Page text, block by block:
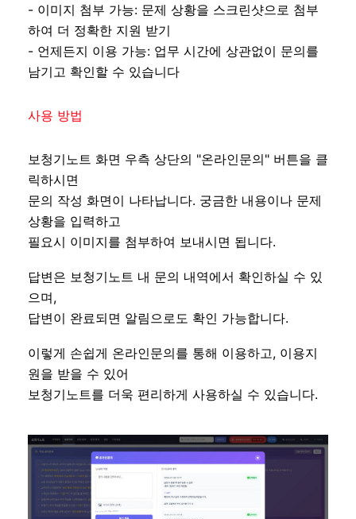
- 이미지 첨부 가능: 문제 상황을 스크린샷으로 첨부
하여 더 정확한 지원 받기
- 언제든지 이용 가능: 업무 시간에 상관없이 문의를
남기고 확인할 수 있습니다
사용 방법
보청기노트 화면 우측 상단의 "온라인문의" 버튼을 클
릭하시면
문의 작성 화면이 나타납니다. 궁금한 내용이나 문제
상황을 입력하고
필요시 이미지를 첨부하여 보내시면 됩니다.
답변은 보청기노트 내 문의 내역에서 확인하실 수 있
으며,
답변이 완료되면 알림으로도 확인 가능합니다.
이렇게 손쉽게 온라인문의를 통해 이용하고, 이용지
원을 받을 수 있어
보청기노트를 더욱 편리하게 사용하실 수 있습니다.